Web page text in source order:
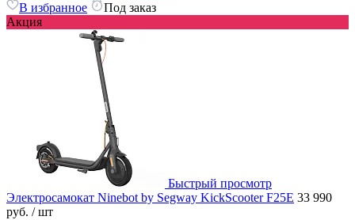
В избранное
Под заказ
Акция
Быстрый просмотр
Электросамокат Ninebot by Segway KickScooter F25E 33 990
руб. / шт